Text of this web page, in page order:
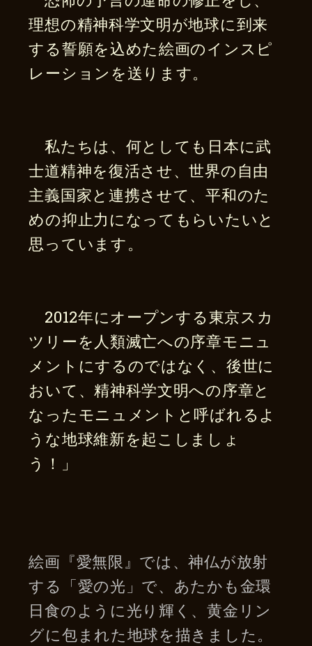
理想の精神科学文明が地球に到来
する誓願を込めた絵画のインスピ
レーションを送ります。
私たちは、何としても日本に武
士道精神を復活させ、世界の自由
主義国家と連携させて、平和のた
めの抑止力になってもらいたいと
思っています。
2012年にオープンする東京スカ
ツリーを人類滅亡への序章モニュ
メントにするのではなく、後世に
おいて、精神科学文明への序章と
なったモニュメントと呼ばれるよ
うな地球維新を起こしましょ
う！」
絵画『愛無限』では、神仏が放射
する「愛の光」で、あたかも金環
日食のように光り輝く、黄金リン
グに包まれた地球を描きました。